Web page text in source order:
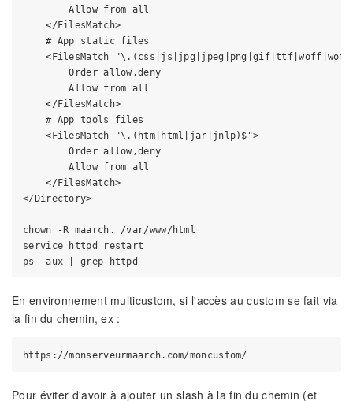
        Allow from all
    </FilesMatch>
    # App static files
<FilesMatch
        Order allow,deny
        Allow from all
    </FilesMatch>
    # App tools files
    <FilesMatch "\.(htm|html|jar|jnlp)$">
        Order allow,deny
        Allow from all
    </FilesMatch>
</Directory>
chown -R maarch. /var/www/html
service httpd restart
En environnement multicustom, si l'accès au custom se fait via
la fin du chemin, ex :
Pour éviter d'avoir à ajouter un slash à la fin du chemin (et